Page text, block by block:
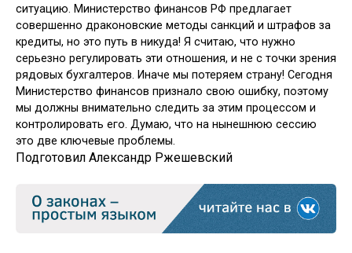
ситуацию. Министерство финансов РФ предлагает
совершенно драконовские методы санкций и штрафов за
кредиты, но это путь в никуда! Я считаю, что нужно
серьезно регулировать эти отношения, и не с точки зрения
рядовых бухгалтеров. Иначе мы потеря­ем страну! Сегодня
Министерство финансов признало свою ошибку, поэтому
мы должны внимательно следить за этим процессом и
контролировать его. Думаю, что на нынешнюю сессию
это две ключевые проблемы.
Подготовил Александр Ржешевский